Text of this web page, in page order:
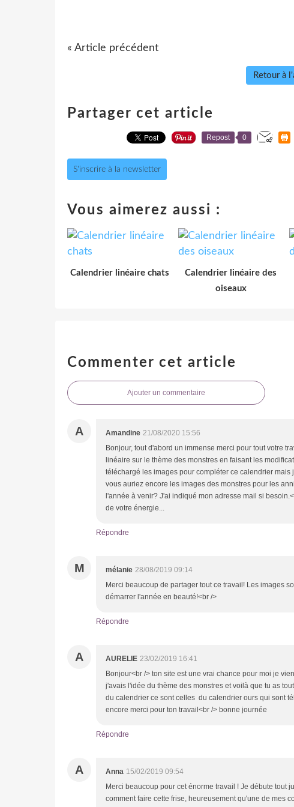
« Article précédent
Retour à
Partager cet article
Repost 0
S'inscrire à la newsletter
Vous aimerez aussi :
Calendrier linéaire chats
Calendrier linéaire des
oiseaux
Commenter cet article
Ajouter un commentaire
A Amandine 21/08/2020 15:56
Bonjour, tout d'abord un immense merci pour tout votre
linéaire sur le thème des monstres en faisant les
téléchargé les images pour compléter ce calendrier
vous auriez encore les images des monstres pour les
l'année à venir? J'ai indiqué mon adresse mail si
de votre énergie...
Répondre
M mélanie 28/08/2019 09:14
Merci beaucoup de partager tout ce travail! Les images
démarrer l'année en beauté!<br />
Répondre
A AURELIE 23/02/2019 16:41
Bonjour<br /> ton site est une vrai chance pour moi je
j'avais l'idée du thème des monstres et voilà que tu as
du calendrier ce sont celles du calendrier ours qui sont
encore merci pour ton travail<br /> bonne journée
Répondre
A Anna 15/02/2019 09:54
Merci beaucoup pour cet énorme travail ! Je débute tout
comment faire cette frise, heureusement qu'une de mes